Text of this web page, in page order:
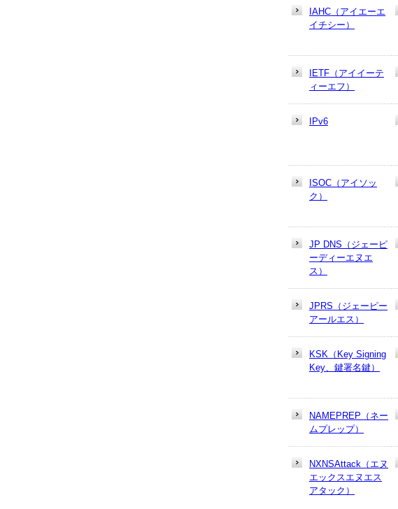
IAHC（アイエーエ
イチシー）
IETF（アイイーテ
ィーエフ）
IPv6
ISOC（アイソッ
ク）
JP DNS（ジェーピ
ーディーエヌエ
ス）
JPRS（ジェーピー
アールエス）
KSK（Key Signing
Key、鍵署名鍵）
NAMEPREP（ネー
ムプレップ）
NXNSAttack（エヌ
エックスエヌエス
アタック）